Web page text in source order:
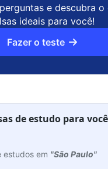
e descubra o
ideais para você!
Fazer o teste
de estudo para
estudos em "São Paulo"